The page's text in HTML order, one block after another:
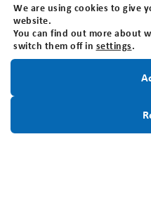
Numéro d'enregistrement
bienfaisance:
BN118816339RR0001
We are using cookies to give
website.
You can find out more about
switch them off in settings.